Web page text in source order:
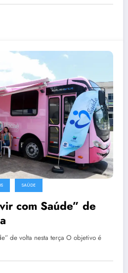
SAÚDE
com Saúde” de
de volta nesta terça O objetivo é